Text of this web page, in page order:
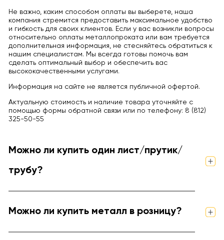
Не важно, каким способом оплаты вы выберете, наша
компания стремится предоставить максимальное удобство
и гибкость для своих клиентов. Если у вас возникли вопросы
относительно оплаты металлопроката или вам требуется
дополнительная информация, не стесняйтесь обратиться к
нашим специалистам. Мы всегда готовы помочь вам
сделать оптимальный выбор и обеспечить вас
высококачественными услугами.
Информация на сайте не является публичной офертой.
Актуальную стоимость и наличие товара уточняйте с
помощью формы обратной связи или по телефону: 8 (812)
325-50-55
Можно ли купить один лист/прутик/
трубу?
Можно ли купить металл в розницу?